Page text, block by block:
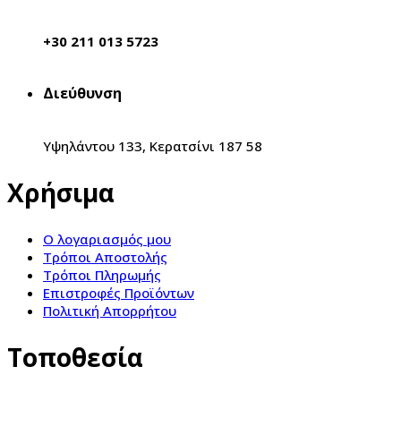
+30 211 013 5723
Διεύθυνση
Υψηλάντου 133, Κερατσίνι 187 58
Χρήσιμα
Ο λογαριασμός μου
Τρόποι Αποστολής
Τρόποι Πληρωμής
Επιστροφές Προϊόντων
Πολιτική Απορρήτου
Τοποθεσία